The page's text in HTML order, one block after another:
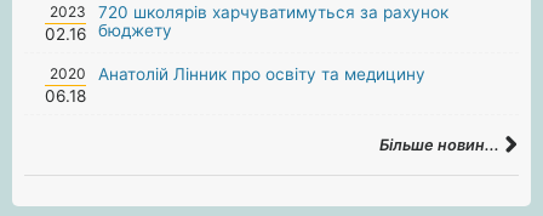
2023
02.16
720 школярів харчуватимуться за рахунок
бюджету
2020
06.18
Анатолій Лінник про освіту та медицину
Більше новин...